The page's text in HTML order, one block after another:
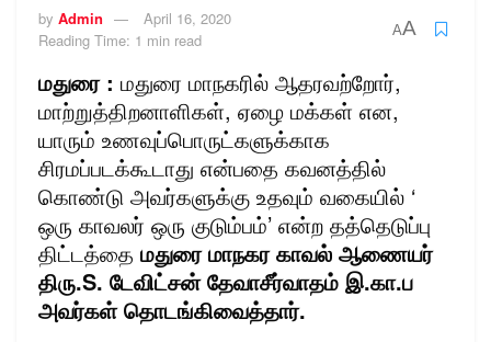
by Admin
April 16, 2020
Reading Time: 1 min read
AA
மதுரை : மதுரை மாநகரில் ஆதரவற்றோர்,
மாற்றுத்திறனாளிகள், ஏழை மக்கள் என,
யாரும் உணவுப்பொருட்களுக்காக
சிரமப்படக்கூடாது என்பதை கவனத்தில்
கொண்டு அவர்களுக்கு உதவும் வகையில் ‘
ஒரு காவலர் ஒரு குடும்பம்’ என்ற தத்தெடுப்பு
திட்டத்தை மதுரை மாநகர காவல் ஆணையர்
திரு.S. டேவிட்சன் தேவாசீர்வாதம் இ.கா.ப
அவர்கள் தொடங்கிவைத்தார்.